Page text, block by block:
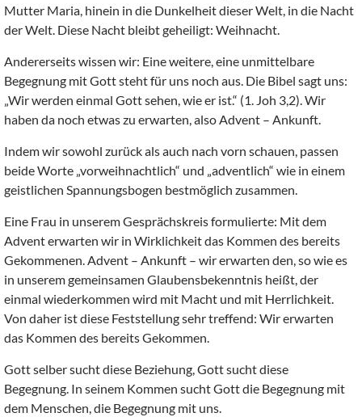
Mutter Maria, hinein in die Dunkelheit dieser Welt, in die Nacht
der Welt. Diese Nacht bleibt geheiligt: Weihnacht.
Andererseits wissen wir: Eine weitere, eine unmittelbare
Begegnung mit Gott steht für uns noch aus. Die Bibel sagt uns:
„Wir werden einmal Gott sehen, wie er ist.“ (1. Joh 3,2). Wir
haben da noch etwas zu erwarten, also Advent – Ankunft.
Indem wir sowohl zurück als auch nach vorn schauen, passen
beide Worte „vorweihnachtlich“ und „adventlich“ wie in einem
geistlichen Spannungsbogen bestmöglich zusammen.
Eine Frau in unserem Gesprächskreis formulierte: Mit dem
Advent erwarten wir in Wirklichkeit das Kommen des bereits
Gekommenen. Advent – Ankunft – wir erwarten den, so wie es
in unserem gemeinsamen Glaubensbekenntnis heißt, der
einmal wiederkommen wird mit Macht und mit Herrlichkeit.
Von daher ist diese Feststellung sehr treffend: Wir erwarten
das Kommen des bereits Gekommen.
Gott selber sucht diese Beziehung, Gott sucht diese
Begegnung. In seinem Kommen sucht Gott die Begegnung mit
dem Menschen, die Begegnung mit uns.